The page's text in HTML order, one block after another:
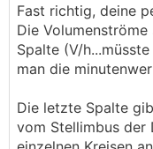
Fast richtig, deine
Die
Spalte (V/
man die
Die letzte Spalte
vom Stellimbus der